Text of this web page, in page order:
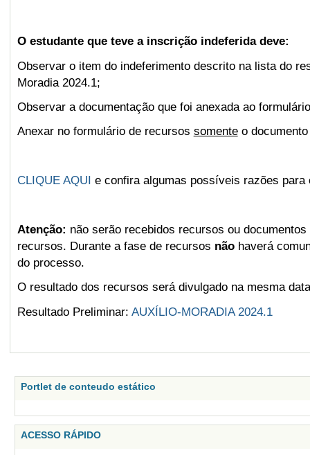
O estudante que teve a inscrição indeferida deve:
Observar o item do indeferimento descrito na lista do
Moradia 2024.1;
Observar a documentação que foi anexada ao
Anexar no formulário de recursos somenteo documento
CLIQUE AQUI e confira algumas possíveis razões
Atenção: não serão recebidos recursos ou
recursos. Durante a fase de recursos nãohaverá
do processo.
O resultado dos recursos será divulgado na mesma
Resultado Preliminar: AUXÍLIO-MORADIA 2024.1
Portlet de conteudo estático
ACESSO RÁPIDO